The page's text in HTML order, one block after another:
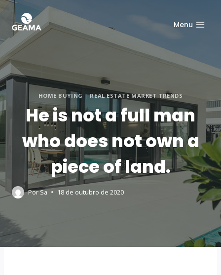
Menu
HOME BUYING |REAL ESTATE MARKET TRENDS
He is not a full man
who does not own a
piece of land.
PorSa 18 de outubro de 2020